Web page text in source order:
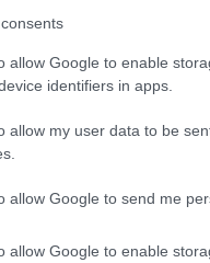
allow Google to enable
identifiers in apps.
allow my user data to be
allow Google to send me
allow Google to enable